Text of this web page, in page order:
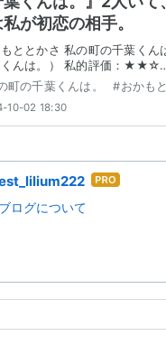
が初恋の相手。
ととかさ 私の町の千葉くん
くんは。） 私的評価：
町の千葉くんは。 #おかも
10-02 18:30
はて
ログについて